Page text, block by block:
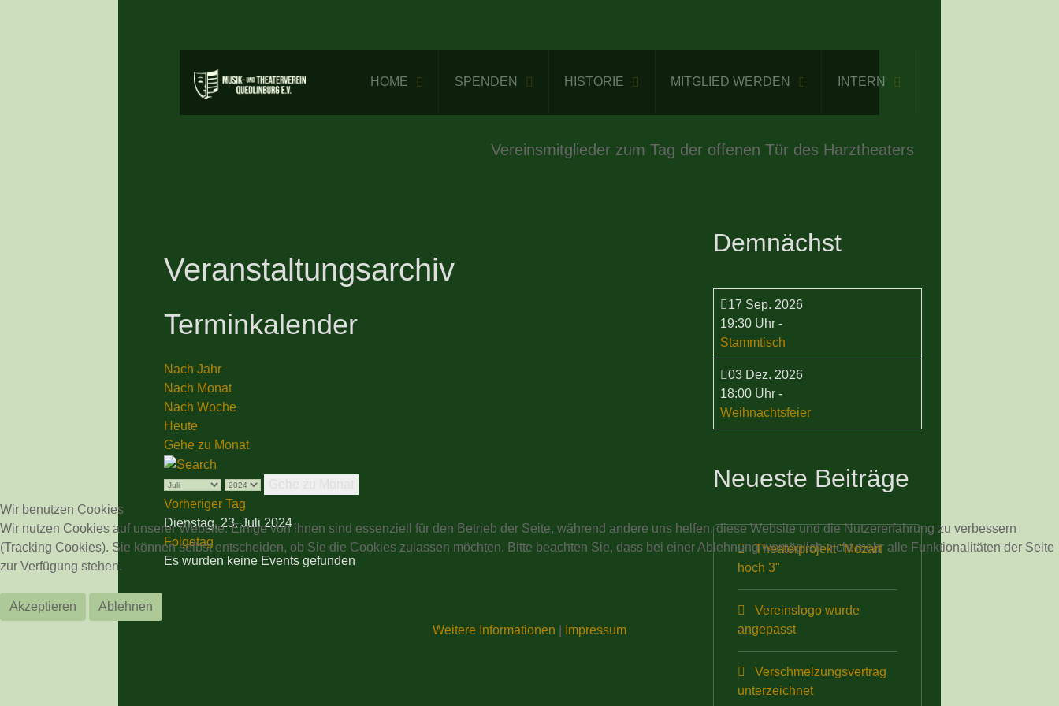
HOME SPENDEN HISTORIE MITGLIED WERDEN INTERN
Vereinsmitglieder zum Tag der offenen Tür des Harztheaters
Veranstaltungsarchiv
Terminkalender
Nach Jahr
Nach Monat
Nach Woche
Heute
Gehe zu Monat
Vorheriger Tag
Dienstag, 23. Juli 2024
Folgetag
Es wurden keine Events gefunden
Demnächst
17 Sep. 2026
19:30 Uhr-
Stammtisch
03 Dez. 2026
18:00 Uhr-
Weihnachtsfeier
Neueste Beiträge
Theaterprojekt "Mozart
hoch 3"
Vereinslogo wurde
angepasst
Verschmelzungsvertrag
unterzeichnet
Wir benutzen Cookies
Wir nutzen Cookies auf unserer Website. Einige von ihnen sind essenziell für den Betrieb der Seite, während andere uns helfen, diese Website und die Nutzererfahrung zu verbessern
(Tracking Cookies). Sie können selbst entscheiden, ob Sie die Cookies zulassen möchten. Bitte beachten Sie, dass bei einer Ablehnung womöglich nicht mehr alle Funktionalitäten der Seite
zur Verfügung stehen.
Akzeptieren
Ablehnen
Weitere Informationen
Impressum